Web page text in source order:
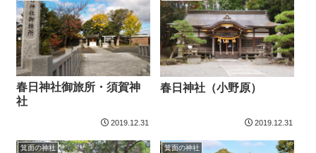
春日神社御旅所・須賀神
社
2019.12.31
春日神社（小野原）
2019.12.31
箕面の神社 箕面の神社